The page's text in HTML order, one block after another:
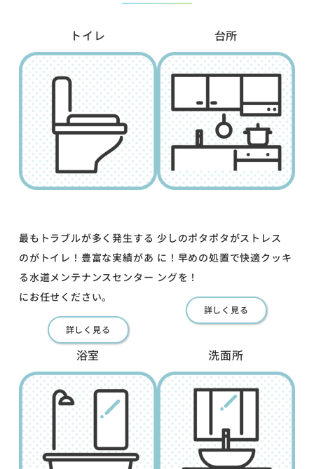
トイレ
最もトラブルが多く発生する
のがトイレ！豊富な実績があ
る水道メンテナンスセンター
にお任せください。
詳しく見る
台所
少しのポタポタがストレス
に！早めの処置で快適クッキ
ングを！
詳しく見る
浴室 洗面所